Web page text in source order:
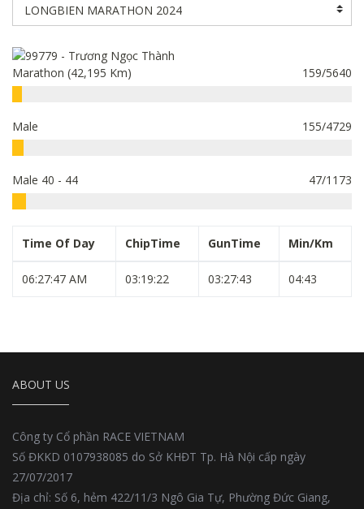
Marathon (42,195 Km) 159/5640
Male 155/4729
Male 40 - 44 47/1173
Time Of Day ChipTime GunTime Min/Km
06:27:47 AM 03:19:22 03:27:43 04:43
ABOUT US
Công ty Cổ phần RACE VIETNAM
Số ĐKKD 0107938085 do Sở KHĐT Tp. Hà Nội cấp ngày
27/07/2017
Địa chỉ: Số 6, hẻm 422/11/3 Ngô Gia Tự, Phường Đức Giang,